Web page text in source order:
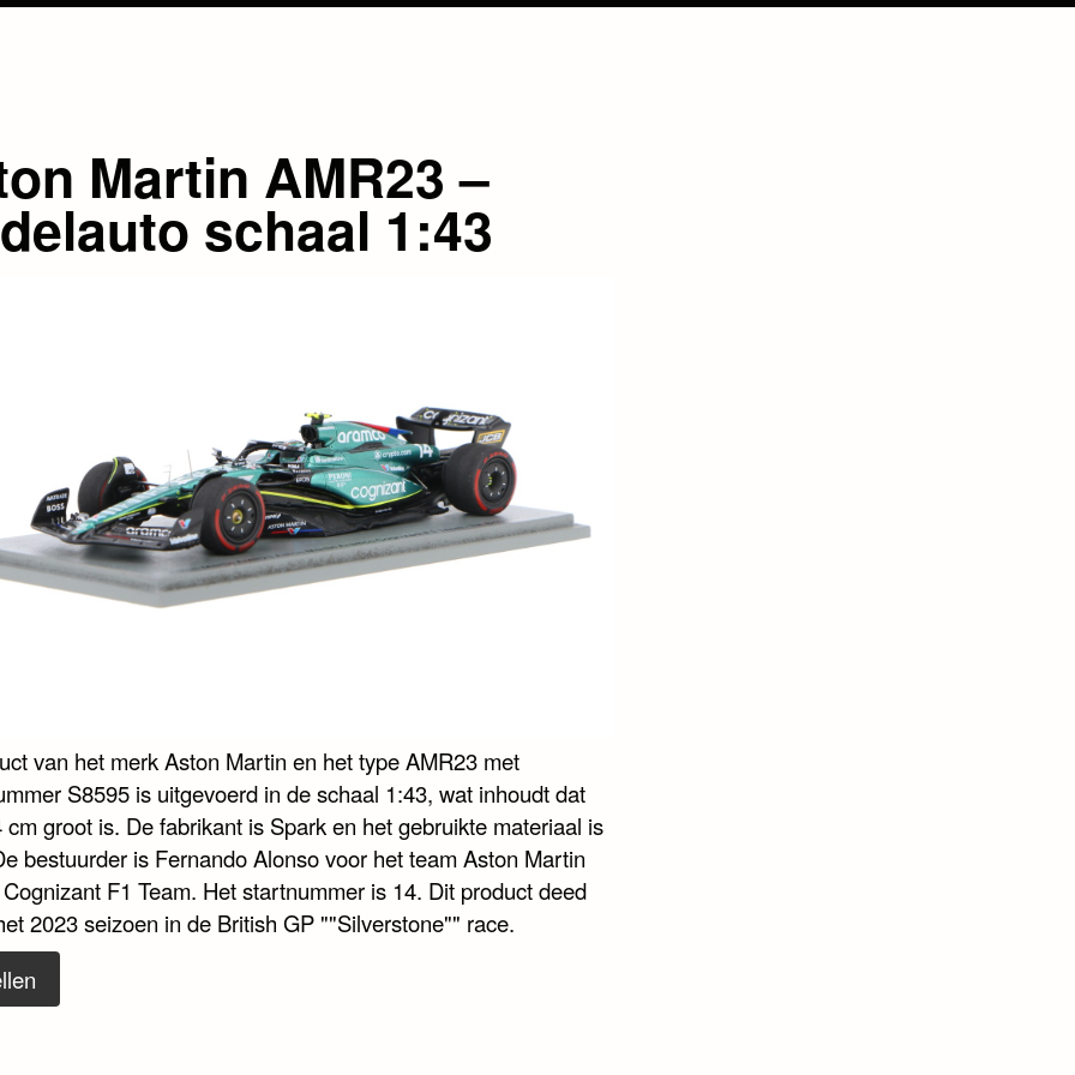
Martin AMR23 –
schaal 1:43
van het merk Aston Martin en het type AMR23 met
S8595 is uitgevoerd in de schaal 1:43, wat inhoudt dat
cm groot is. De fabrikant is Spark en het gebruikte materiaal is
bestuurder is Fernando Alonso voor het team Aston Martin
F1 Team. Het startnummer is 14. Dit product deed
2023 seizoen in de British GP ""Silverstone"" race.